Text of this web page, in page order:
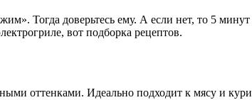
Тогда доверьтесь ему. А если нет, то 5
вот подборка рецептов.
оттенками. Идеально подходит к мясу и